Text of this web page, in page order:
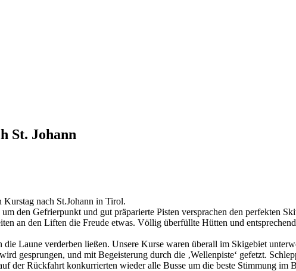
St. Johann
Kurstag nach St.Johann in Tirol.
den Gefrierpunkt und gut präparierte Pisten versprachen den perfekten
an den Liften die Freude etwas. Völlig überfüllte Hütten und
Laune verderben ließen. Unsere Kurse waren überall im Skigebiet
gesprungen, und mit Begeisterung durch die ‚Wellenpiste‘ gefetzt.
der Rückfahrt konkurrierten wieder alle Busse um die beste Stimmung